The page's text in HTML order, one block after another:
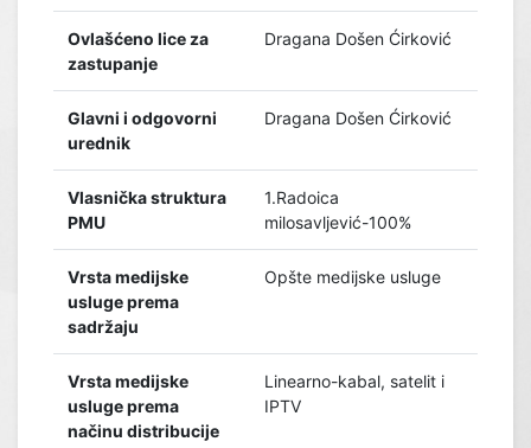
Ovlašćeno lice za
zastupanje
Dragana Došen Ćirković
Glavni i odgovorni
urednik
Dragana Došen Ćirković
Vlasnička struktura
PMU
1.Radoica
milosavljević-100%
Vrsta medijske
usluge prema
sadržaju
Opšte medijske usluge
Vrsta medijske
usluge prema
načinu distribucije
Linearno-kabal, satelit i
IPTV